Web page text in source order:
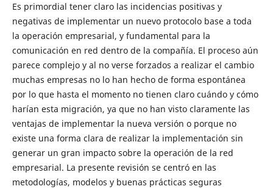
Es primordial tener claro las incidencias positivas y
negativas de implementar un nuevo protocolo base a toda
la operación empresarial, y fundamental para la
comunicación en red dentro de la compañía. El proceso aún
parece complejo y al no verse forzados a realizar el cambio
muchas empresas no lo han hecho de forma espontánea
por lo que hasta el momento no tienen claro cuándo y cómo
harían esta migración, ya que no han visto claramente las
ventajas de implementar la nueva versión o porque no
existe una forma clara de realizar la implementación sin
generar un gran impacto sobre la operación de la red
empresarial. La presente revisión se centró en las
metodologías, modelos y buenas prácticas seguras